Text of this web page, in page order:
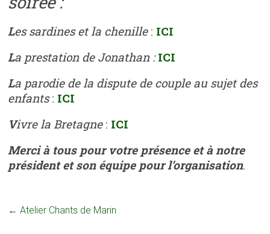
Les sardines et la chenille: ICI
La prestation de Jonathan : ICI
La parodie de la dispute de couple au sujet des
enfants: ICI
Vivre la Bretagne: ICI
Merci à tous pour votre présence et à notre
président et son équipe pour l’organisation.
← Atelier Chants de Marin